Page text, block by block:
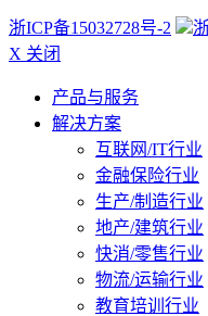
浙ICP备15032728号-2
X 关闭
产品与服务
解决方案
互联网/IT行业
金融保险行业
生产/制造行业
地产/建筑行业
快消/零售行业
物流/运输行业
教育培训行业